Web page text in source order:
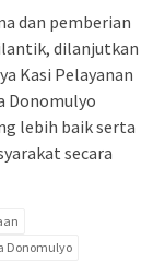
dan pemberian
dilanjutkan
Kasi Pelayanan
Donomulyo
lebih baik serta
secara
Donomulyo